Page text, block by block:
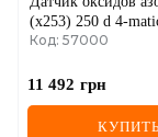
(x253) 250 d 4-
Код: 57000
11 492 грн
КУПИТЬ